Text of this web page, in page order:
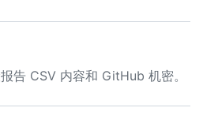
告 CSV 内容和 GitHub 机密。